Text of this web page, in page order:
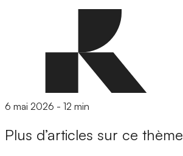
6 mai 2026 - 12 min
Plus d’articles sur ce thème